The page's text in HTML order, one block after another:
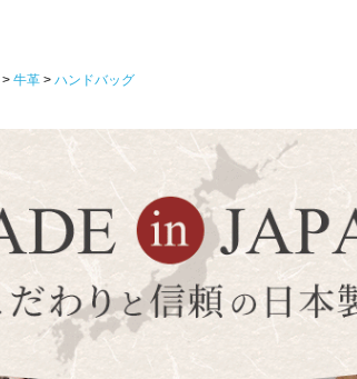
牛革
ハンドバッグ